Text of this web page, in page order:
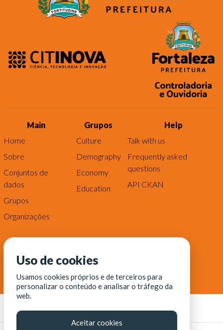
Main
Home
Sobre
Conjuntos de
dados
Grupos
Organizações
Grupos
Culture
Demography
Economy
Education
Help
Talk with us
Frequently asked
questions
API CKAN
Uso de cookies
Usamos cookies próprios e de terceiros para
personalizar o conteúdo e analisar o tráfego da
web.
Aceitar cookies